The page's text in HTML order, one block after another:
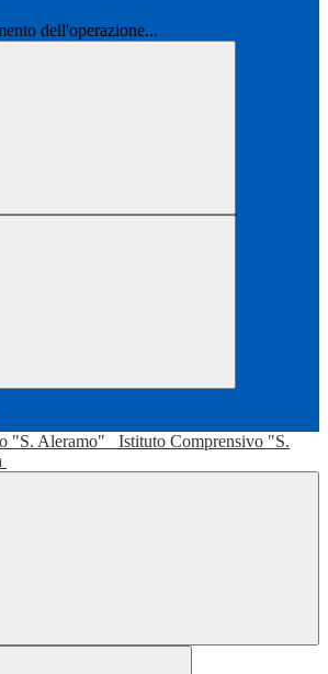
dell'operazione...
Istituto Comprensivo "S.